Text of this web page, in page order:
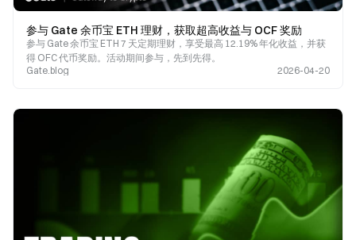
参与 Gate 余币宝 ETH 理财，获取超高收益与 OCF 奖励
参与 Gate 余币宝 ETH 7 天定期理财，享受最高 12.19% 年化收益，并获
得 OFC 代币奖励。活动期间参与，先到先得。
Gate.blog
2026-04-20